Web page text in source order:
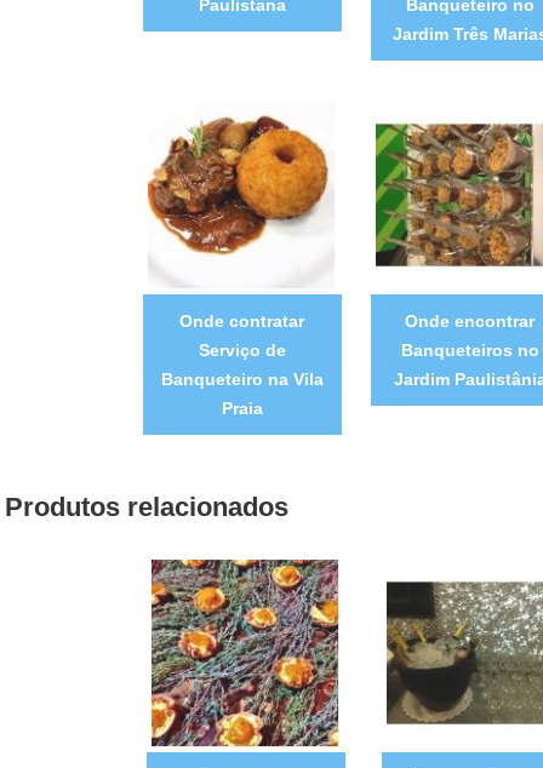
Paulistana
Banqueteiro no
Jardim Três
Onde contratar
Serviço de
Banqueteiro na Vila
Praia
Onde encontrar
Banqueteiros no
Jardim
Produtos relacionados